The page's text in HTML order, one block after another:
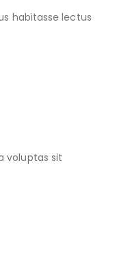
habitasse lectus
voluptas sit